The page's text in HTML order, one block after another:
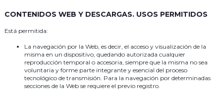
CONTENIDOS WEB Y DESCARGAS. USOS PERMITIDOS
Está permitida:
La navegación por la Web, es decir, el acceso y visualización de la
misma en un dispositivo, quedando autorizada cualquier
reproducción temporal o accesoria, siempre que la misma no sea
voluntaria y forme parte integrante y esencial del proceso
tecnológico de transmisión. Para la navegación por determinadas
secciones de la Web se requiere el previo registro.